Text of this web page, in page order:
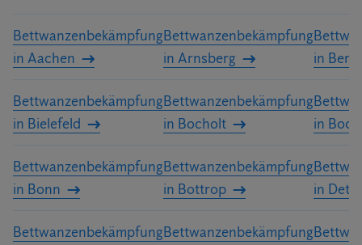
Bettwanzenbekämpfung
in Aachen
Bettwanzenbekämpfung
in Arnsberg
in
Bettwanzenbekämpfung
in Bielefeld
Bettwanzenbekämpfung
in Bocholt
in
Bettwanzenbekämpfung
in Bonn
Bettwanzenbekämpfung
in Bottrop
in
BettwanzenbekämpfungBettwanzenbekämpfung